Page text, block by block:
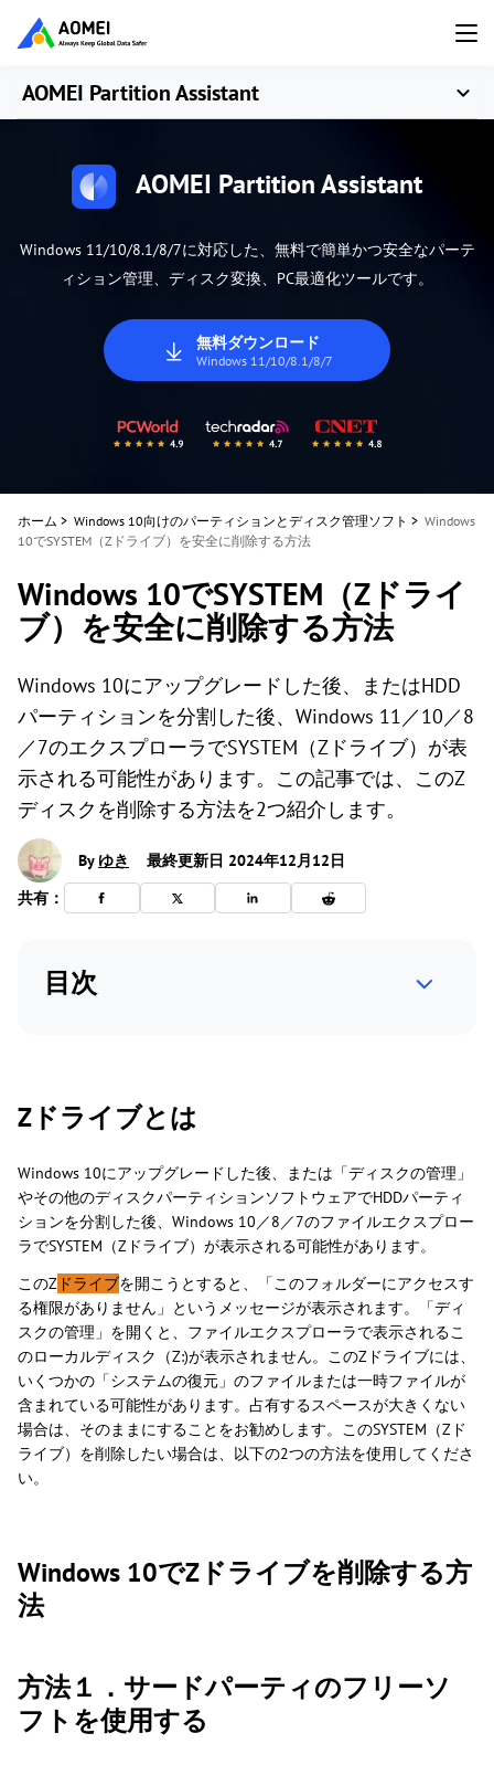
AOMEI Partition Assistant
AOMEI Partition Assistant
Windows 11/10/8.1/8/7に対応した、無料で簡単かつ安全なパーテ
ィション管理、ディスク変換、PC最適化ツールです。
無料ダウンロード
Windows 11/10/8.1/8/7
ホーム > Windows 10向けのパーティションとディスク管理ソフト > Windows
10でSYSTEM（Zドライブ）を安全に削除する方法
Windows 10でSYSTEM（Zドライ
ブ）を安全に削除する方法
Windows 10にアップグレードした後、またはHDD
パーティションを分割した後、Windows 11／10／8
／7のエクスプローラでSYSTEM（Zドライブ）が表
示される可能性があります。この記事では、このZ
ディスクを削除する方法を2つ紹介します。
By ゆき
最終更新日 2024年12月12日
共有：
目次
Zドライブとは
Windows 10にアップグレードした後、または「ディスクの管理」
やその他のディスクパーティションソフトウェアでHDDパーティ
ションを分割した後、Windows 10／8／7のファイルエクスプロー
ラでSYSTEM（Zドライブ）が表示される可能性があります。
このZ ドライブを開こうとすると、「このフォルダーにアクセスす
る権限がありません」というメッセージが表示されます。「ディ
スクの管理」を開くと、ファイルエクスプローラで表示されるこ
のローカルディスク（Z:)が表示されません。このZドライブには、
いくつかの「システムの復元」のファイルまたは一時ファイルが
含まれている可能性があります。占有するスペースが大きくない
場合は、そのままにすることをお勧めします。このSYSTEM（Zド
ライブ）を削除したい場合は、以下の2つの方法を使用してくださ
い。
Windows 10でZドライブを削除する方
法
方法１．サードパーティのフリーソ
フトを使用する